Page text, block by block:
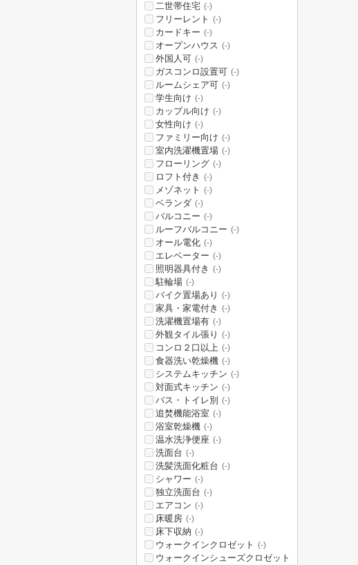
二世帯住宅 (-)
フリーレント (-)
カードキー (-)
オープンハウス (-)
外国人可 (-)
ガスコンロ設置可 (-)
ルームシェア可 (-)
学生向け (-)
カップル向け (-)
女性向け (-)
ファミリー向け (-)
室内洗濯機置場 (-)
フローリング (-)
ロフト付き (-)
メゾネット (-)
ベランダ (-)
バルコニー (-)
ルーフバルコニー (-)
オール電化 (-)
エレベーター (-)
照明器具付き (-)
駐輪場 (-)
バイク置場あり (-)
家具・家電付き (-)
洗濯機置場有 (-)
外観タイル張り (-)
コンロ２口以上 (-)
食器洗い乾燥機 (-)
システムキッチン (-)
対面式キッチン (-)
バス・トイレ別 (-)
追焚機能浴室 (-)
浴室乾燥機 (-)
温水洗浄便座 (-)
洗面台 (-)
洗髪洗面化粧台 (-)
シャワー (-)
独立洗面台 (-)
エアコン (-)
床暖房 (-)
床下収納 (-)
ウォークインクロゼット (-)
ウォークインシューズクロゼット